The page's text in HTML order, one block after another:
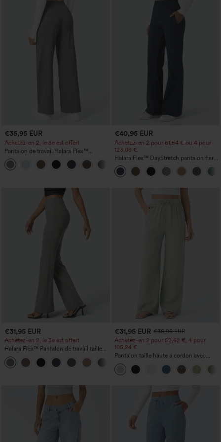
€35,95 EUR
Achetez-en 2, le 3e est offert
Pantalon de travail Halara Flex™
DayStretch à taille haute, avec poches et
coupe droite
€40,95 EUR
Achetez-en 2 pour 61,54 € ou 4 pour
123,08 €.
Halara Flex™ DayStretch pantalon flare
de travail, taille mi-haute, poche latérale
zippée
€31,95 EUR
Achetez-en 2, le 3e est offert
Halara Flex™ Pantalon de travail taille
haute avec poche latérale arrière et
légère coupe évasée
€31,95 EUR €35,95 EUR
Achetez-en 2 pour 52,62 €, 4 pour
105,24 €
Pantalon taille haute à cordon avec
poches, jambe large et coupe ample,
style décontracté, effet lin